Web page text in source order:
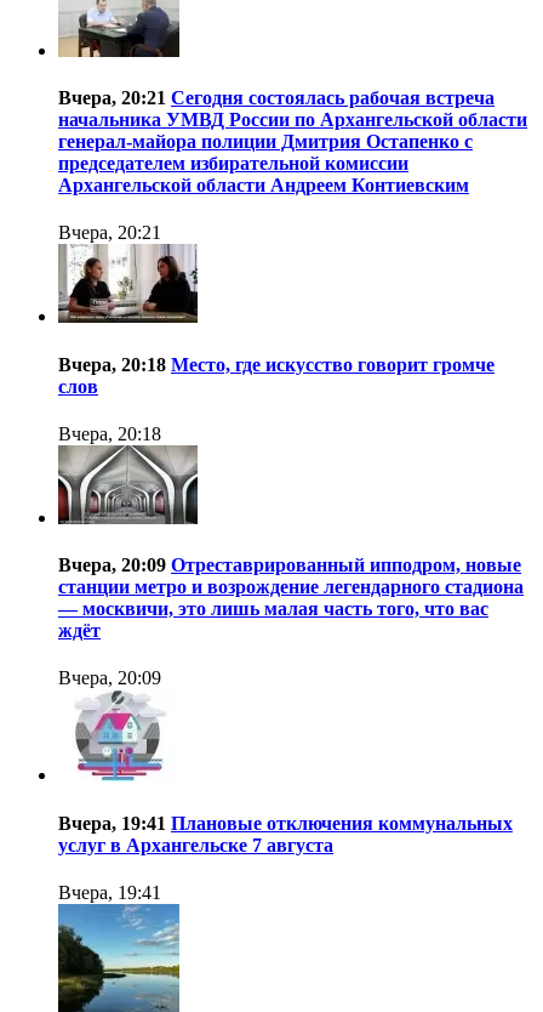
Вчера, 20:21 Сегодня состоялась рабочая встреча
начальника УМВД России по Архангельской области
генерал-майора полиции Дмитрия Остапенко с
председателем избирательной комиссии
Архангельской области Андреем Контиевским
Вчера, 20:21
Вчера, 20:18 Место, где искусство говорит громче
слов
Вчера, 20:18
Вчера, 20:09 Отреставрированный ипподром, новые
станции метро и возрождение легендарного стадиона
— москвичи, это лишь малая часть того, что вас
ждёт
Вчера, 20:09
Вчера, 19:41 Плановые отключения коммунальных
услуг в Архангельске 7 августа
Вчера, 19:41